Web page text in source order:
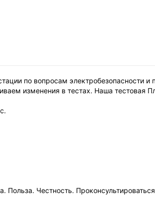
по вопросам
изменения в тестах. Наша тестовая
Честность.